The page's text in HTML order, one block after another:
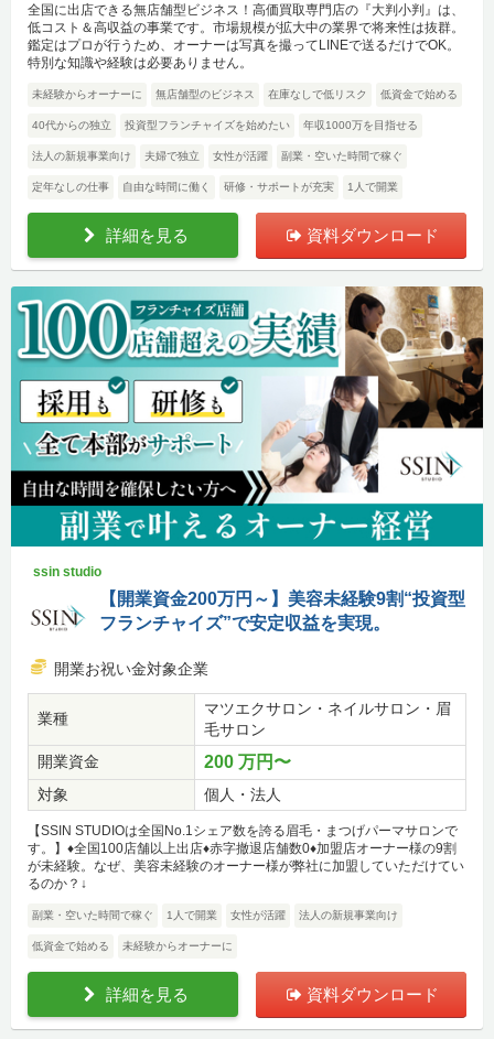
全国に出店できる無店舗型ビジネス！高価買取専門店の『大判小判』は、
低コスト＆高収益の事業です。市場規模が拡大中の業界で将来性は抜群。
鑑定はプロが行うため、オーナーは写真を撮ってLINEで送るだけでOK。
特別な知識や経験は必要ありません。
未経験からオーナーに 無店舗型のビジネス 在庫なしで低リスク 低資金で始める
40代からの独立 投資型フランチャイズを始めたい 年収1000万を目指せる
法人の新規事業向け 夫婦で独立 女性が活躍 副業・空いた時間で稼ぐ
定年なしの仕事 自由な時間に働く 研修・サポートが充実 1人で開業
詳細を見る 資料ダウンロード
ssin studio
【開業資金200万円～】美容未経験9割“投資型
フランチャイズ”で安定収益を実現。
開業お祝い金対象企業
業種
マツエクサロン・ネイルサロン・眉
毛サロン
開業資金
200 万円〜
対象 個人・法人
【SSIN STUDIOは全国No.1シェア数を誇る眉毛・まつげパーマサロンで
す。】♦全国100店舗以上出店♦赤字撤退店舗数0♦加盟店オーナー様の9割
が未経験。なぜ、美容未経験のオーナー様が弊社に加盟していただけてい
るのか？↓
副業・空いた時間で稼ぐ 1人で開業 女性が活躍 法人の新規事業向け
低資金で始める 未経験からオーナーに
詳細を見る 資料ダウンロード